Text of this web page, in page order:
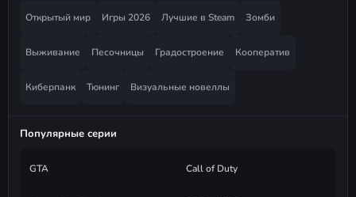
Открытый мир Игры 2026 Лучшие в Steam Зомби
Выживание Песочницы Градостроение Кооператив
Киберпанк Тюнинг Визуальные новеллы
Популярные серии
GTA Call of Duty